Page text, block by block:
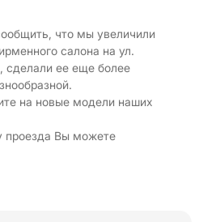
что мы увеличили
салона на ул.
ее еще более
на новые модели наших
проезда Вы можете